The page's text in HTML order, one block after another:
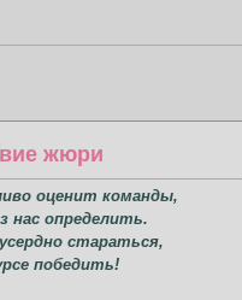
жюри
оценит команды,
нас определить.
стараться,
победить!